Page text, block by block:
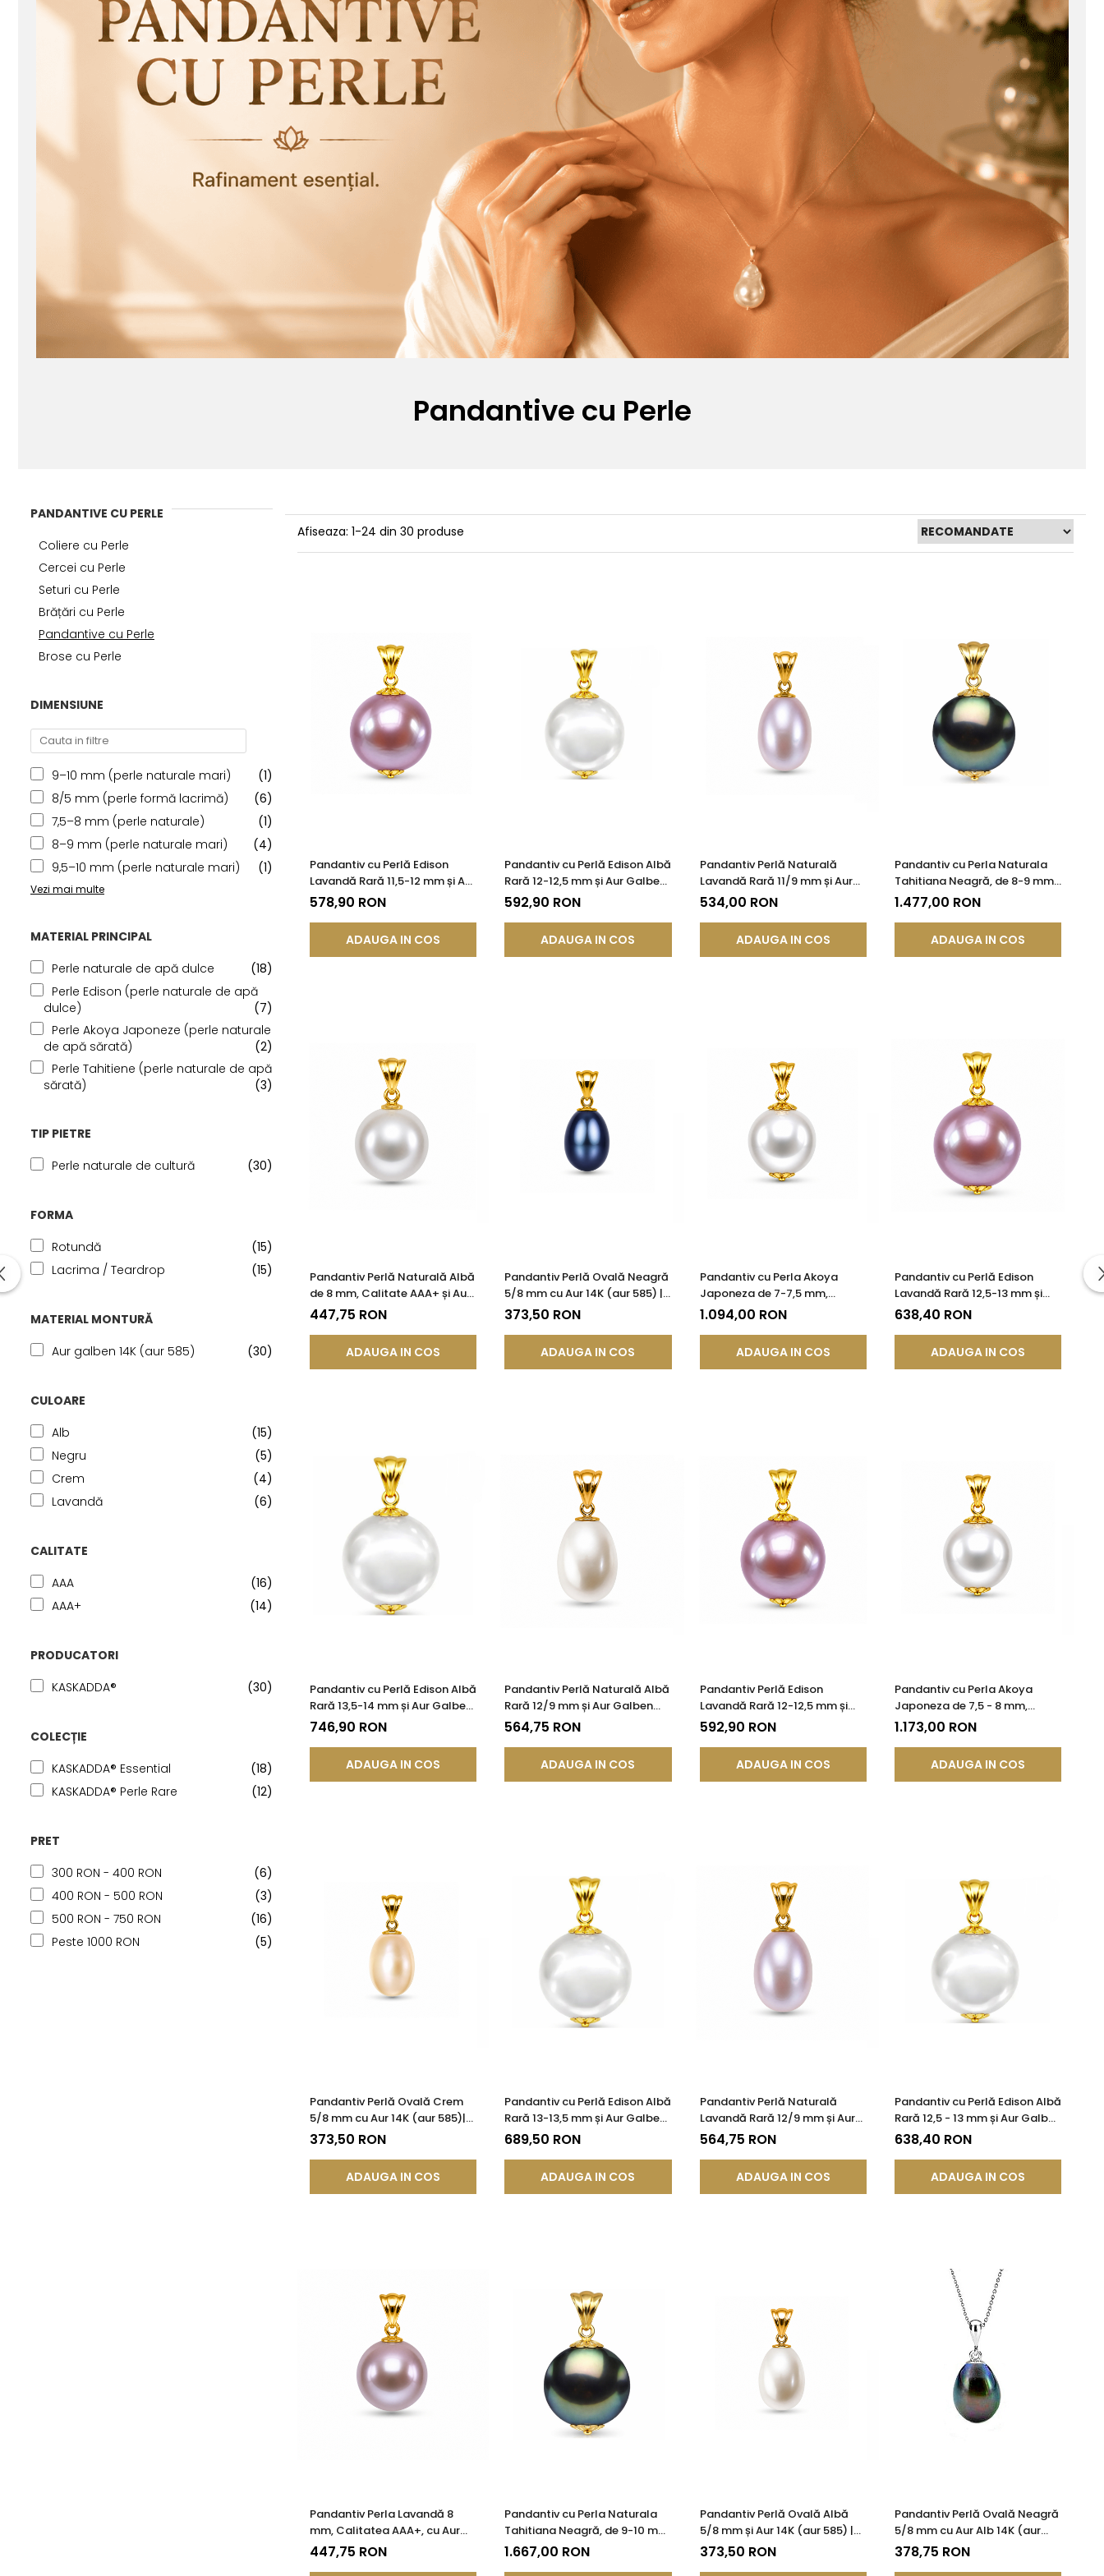
Seturi Perle cu Argint
Pandantive cu Perle
PANDANTIVE CU PERLE
Coliere cu Perle
Cercei cu Perle
Seturi cu Perle
Brățări cu Perle
Pandantive cu Perle
Brose cu Perle
DIMENSIUNE
9–10 mm (perle naturale mari)
(1)
8/5 mm (perle formă lacrimă)
(6)
7,5–8 mm (perle naturale)
(1)
8–9 mm (perle naturale mari)
(4)
9,5–10 mm (perle naturale mari)
(1)
Vezi mai multe
MATERIAL PRINCIPAL
Perle naturale de apă dulce
(18)
Perle Edison (perle naturale de apă
dulce)
(7)
Perle Akoya Japoneze (perle naturale
de apă sărată)
(2)
Perle Tahitiene (perle naturale de apă
sărată)
(3)
TIP PIETRE
Perle naturale de cultură
(30)
FORMA
Rotundă
(15)
Lacrima / Teardrop
(15)
MATERIAL MONTURĂ
Aur galben 14K (aur 585)
(30)
CULOARE
Alb
(15)
Negru
(5)
Crem
(4)
Lavandă
(6)
CALITATE
AAA
(16)
AAA+
(14)
PRODUCATORI
KASKADDA®
(30)
COLECȚIE
KASKADDA® Essential
(18)
KASKADDA® Perle Rare
(12)
PRET
300 RON - 400 RON
(6)
400 RON - 500 RON
(3)
500 RON - 750 RON
(16)
Peste 1000 RON
(5)
Afiseaza: 1-24 din 30 produse
Pandantiv cu Perlă Edison
Lavandă Rară 11,5-12 mm și Aur
14K (aur 585) | KASKADDA®
578,90 RON
ADAUGA IN COS
Pandantiv cu Perlă Edison Albă
Rară 12-12,5 mm și Aur Galben
14K (aur 585) | KASKADDA®
592,90 RON
ADAUGA IN COS
Pandantiv Perlă Naturală
Lavandă Rară 11/9 mm și Aur
Galben 14K (aur 585) |
534,00 RON
ADAUGA IN COS
Pandantiv cu Perla Naturala
Tahitiana Neagră, de 8-9 mm
si Aur de 14k
1.477,00 RON
ADAUGA IN COS
Pandantiv Perlă Naturală Albă
de 8 mm, Calitate AAA+ și Aur
14K (aur 585) | KASKADDA®
447,75 RON
ADAUGA IN COS
Pandantiv Perlă Ovală Neagră
5/8 mm cu Aur 14K (aur 585) |
KASKADDA®
373,50 RON
ADAUGA IN COS
Pandantiv cu Perla Akoya
Japoneza de 7-7,5 mm,
Calitate AAA+ si Aur de 14k
1.094,00 RON
ADAUGA IN COS
Pandantiv cu Perlă Edison
Lavandă Rară 12,5-13 mm și
Aur Galben 14K (aur 585) |
638,40 RON
ADAUGA IN COS
Pandantiv cu Perlă Edison Albă
Rară 13,5-14 mm și Aur Galben
14K (aur 585) | KASKADDA®
746,90 RON
ADAUGA IN COS
Pandantiv Perlă Naturală Albă
Rară 12/9 mm și Aur Galben
14K (aur 585) | KASKADDA®
564,75 RON
ADAUGA IN COS
Pandantiv Perlă Edison
Lavandă Rară 12-12,5 mm și
Aur 14K (aur 585) | KASKADDA®
592,90 RON
ADAUGA IN COS
Pandantiv cu Perla Akoya
Japoneza de 7,5 - 8 mm,
Calitate AAA+ si Aur de 14k
1.173,00 RON
ADAUGA IN COS
Pandantiv Perlă Ovală Crem
5/8 mm cu Aur 14K (aur 585)|
KASKADDA®
373,50 RON
ADAUGA IN COS
Pandantiv cu Perlă Edison Albă
Rară 13-13,5 mm și Aur Galben
14K (aur 585) | KASKADDA®
689,50 RON
ADAUGA IN COS
Pandantiv Perlă Naturală
Lavandă Rară 12/9 mm și Aur
Galben 14K (aur 585) |
KASKADDA®
564,75 RON
ADAUGA IN COS
Pandantiv cu Perlă Edison Albă
Rară 12,5 - 13 mm și Aur Galben
14K (aur 585) | KASKADDA®
638,40 RON
ADAUGA IN COS
Pandantiv Perla Lavandă 8
mm, Calitatea AAA+, cu Aur
14K (aur 585)
447,75 RON
Pandantiv cu Perla Naturala
Tahitiana Neagră, de 9-10 mm
si Aur de 14k
1.667,00 RON
Pandantiv Perlă Ovală Albă
5/8 mm și Aur 14K (aur 585) |
KASKADDA®
373,50 RON
Pandantiv Perlă Ovală Neagră
5/8 mm cu Aur Alb 14K (aur
585)
378,75 RON